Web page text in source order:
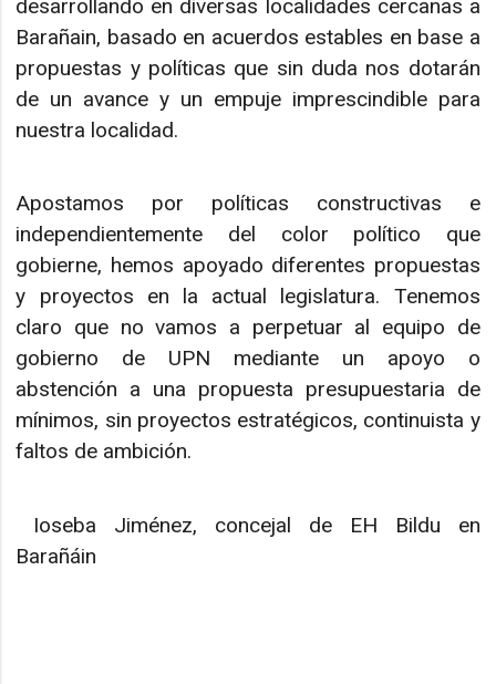
desarrollando en diversas localidades cercanas a
Barañain, basado en acuerdos estables en base a
propuestas y políticas que sin duda nos dotarán
de un avance y un empuje imprescindible para
nuestra localidad.
Apostamos por políticas constructivas e
independientemente del color político que
gobierne, hemos apoyado diferentes propuestas
y proyectos en la actual legislatura. Tenemos
claro que no vamos a perpetuar al equipo de
gobierno de UPN mediante un apoyo o
abstención a una propuesta presupuestaria de
mínimos, sin proyectos estratégicos, continuista y
faltos de ambición.
Ioseba Jiménez, concejal de EH Bildu en
Barañáin